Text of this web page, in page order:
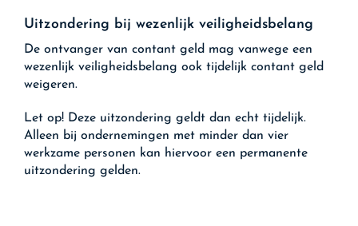
Uitzondering bij wezenlijk veiligheidsbelang
De ontvanger van contant geld mag vanwege een
wezenlijk veiligheidsbelang ook tijdelijk contant geld
weigeren.
Let op! Deze uitzondering geldt dan echt tijdelijk.
Alleen bij ondernemingen met minder dan vier
werkzame personen kan hiervoor een permanente
uitzondering gelden.